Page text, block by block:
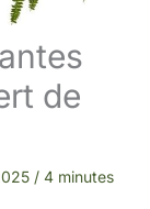
de
/ 4 minutes